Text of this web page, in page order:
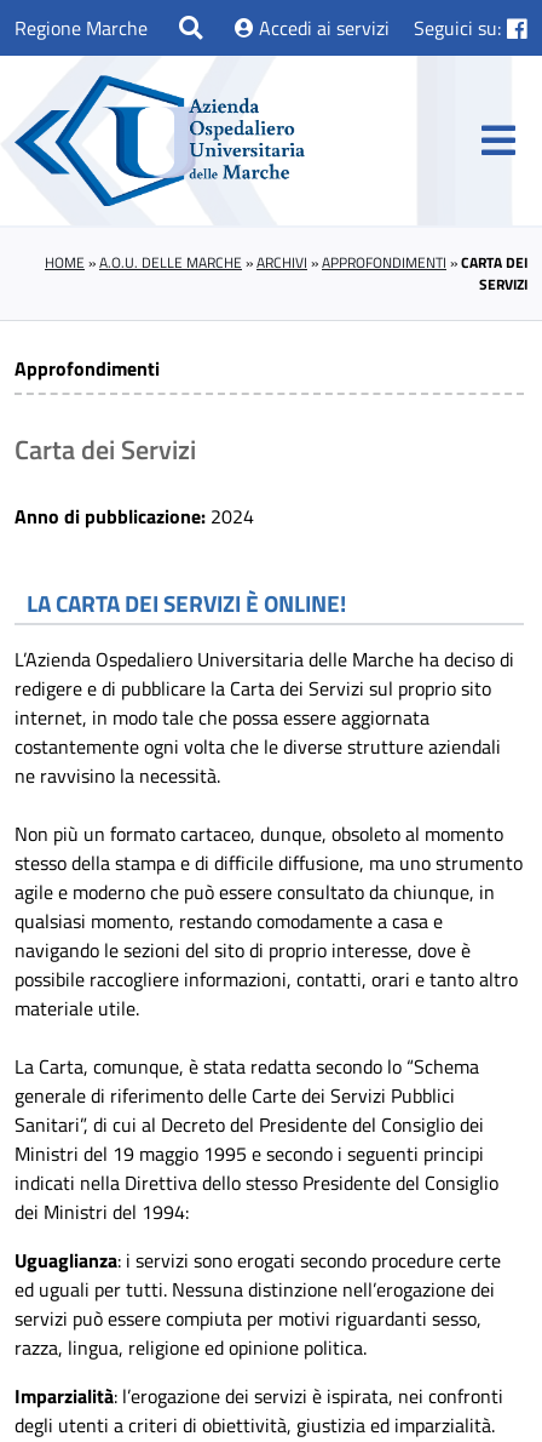
Regione Marche Accedi ai servizi Seguici su:
HOME »A.O.U. DELLE MARCHE »ARCHIVI »APPROFONDIMENTI »CARTA DEI
SERVIZI
Approfondimenti
Carta dei Servizi
Anno di pubblicazione: 2024
LA CARTA DEI SERVIZI È ONLINE!
L’Azienda Ospedaliero Universitaria delle Marche ha deciso di
redigere e di pubblicare la Carta dei Servizi sul proprio sito
internet, in modo tale che possa essere aggiornata
costantemente ogni volta che le diverse strutture aziendali
ne ravvisino la necessità.
Non più un formato cartaceo, dunque, obsoleto al momento
stesso della stampa e di difficile diffusione, ma uno strumento
agile e moderno che può essere consultato da chiunque, in
qualsiasi momento, restando comodamente a casa e
navigando le sezioni del sito di proprio interesse, dove è
possibile raccogliere informazioni, contatti, orari e tanto altro
materiale utile.
La Carta, comunque, è stata redatta secondo lo “Schema
generale di riferimento delle Carte dei Servizi Pubblici
Sanitari”, di cui al Decreto del Presidente del Consiglio dei
Ministri del 19 maggio 1995 e secondo i seguenti principi
indicati nella Direttiva dello stesso Presidente del Consiglio
dei Ministri del 1994:
Uguaglianza: i servizi sono erogati secondo procedure certe
ed uguali per tutti. Nessuna distinzione nell’erogazione dei
servizi può essere compiuta per motivi riguardanti sesso,
razza, lingua, religione ed opinione politica.
Imparzialità: l’erogazione dei servizi è ispirata, nei confronti
degli utenti a criteri di obiettività, giustizia ed imparzialità.